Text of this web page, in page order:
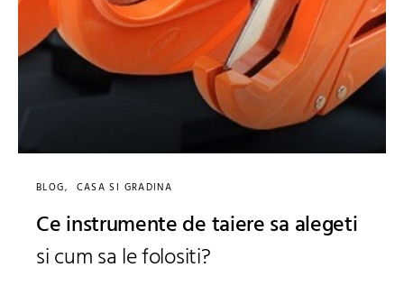
BLOG CASA SI GRADINA
Ce instrumente de taiere sa alegeti
si cum sa le folositi?